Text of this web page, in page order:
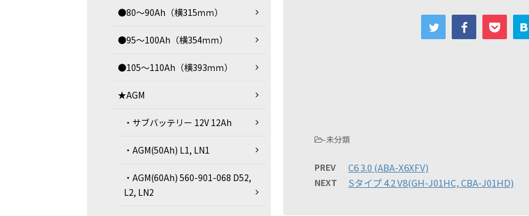
-未分類
PREV C6 3.0 (ABA-X6XFV)
NEXT Sタイプ 4.2 V8(GH-J01HC, CBA-J01HD)
●80～90Ah（横315ｍｍ）
●95～100Ah（横354ｍｍ）
●105～110Ah（横393ｍｍ）
★AGM
・サブバッテリー 12V 12Ah
・AGM(50Ah) L1, LN1
・AGM(60Ah) 560-901-068 D52,
L2, LN2